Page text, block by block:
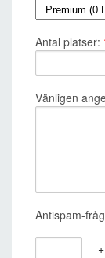
Antal platser:
Vänligen
Antispam-